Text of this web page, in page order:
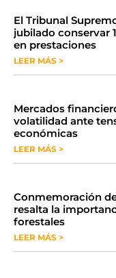
​El Tribunal
jubilado conservar
en prestaciones
LEER MÁS >
Mercados
volatilidad ante
económicas
LEER MÁS >
Conmemoración
resalta la
forestales
LEER MÁS >